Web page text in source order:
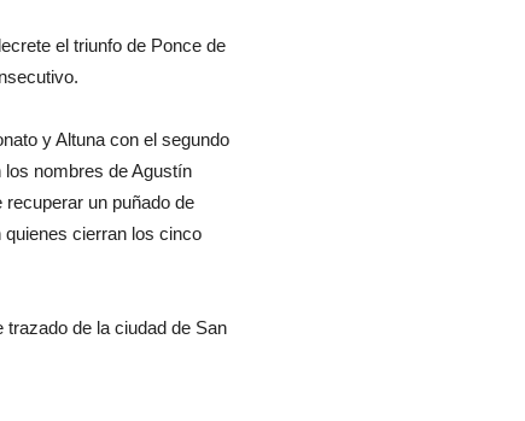
el triunfo de Ponce de
y Altuna con el segundo
nombres de Agustín
un puñado de
cierran los cinco
de la ciudad de San